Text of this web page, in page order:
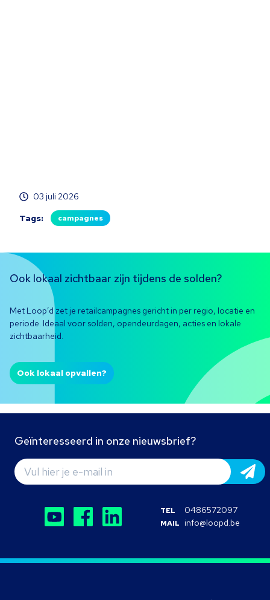
03 juli 2026
Tags:
campagnes
Ook lokaal zichtbaar zijn tijdens de solden?
Met Loop’d zet je retailcampagnes gericht in per regio, locatie en
periode. Ideaal voor solden, opendeurdagen, acties en lokale
zichtbaarheid.
Ook lokaal opvallen?
Geïnteresseerd in onze nieuwsbrief?
TEL 0486572097
MAIL info@loopd.be